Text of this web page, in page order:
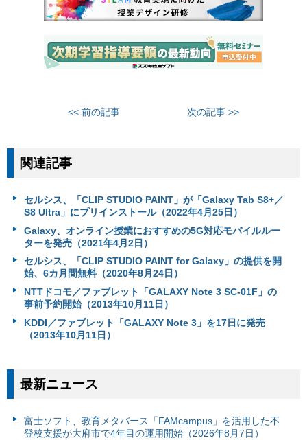
<< 前の記事 次の記事 >>
関連記事
セルシス、「CLIP STUDIO PAINT」が「Galaxy Tab S8+／
S8 Ultra」にプリインストール（2022年4月25日）
Galaxy、オンライン授業におすすめの5G対応モバイルルー
ターを発売（2021年4月2日）
セルシス、「CLIP STUDIO PAINT for Galaxy」の提供を開
始、6カ月間無料（2020年8月24日）
NTTドコモ／ファブレット「GALAXY Note 3 SC-01F」の
事前予約開始（2013年10月11日）
KDDI／ファブレット「GALAXY Note 3」を17日に発売
（2013年10月11日）
最新ニュース
富⼠ソフト、教育メタバース「FAMcampus」を活用した不
登校支援が大府市で4年目の運用開始（2026年8月7日）